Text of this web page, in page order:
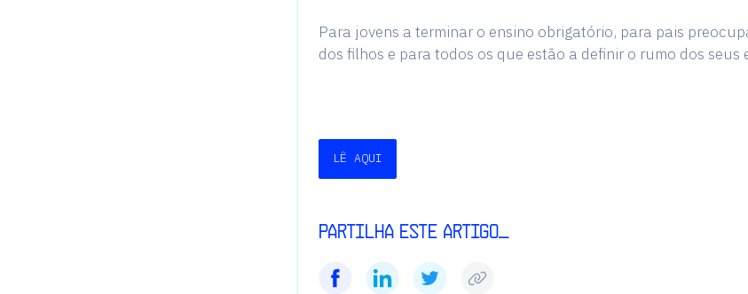
Para jovens a terminar o ensino obrigatório, para pais
dos filhos e para todos os que estão a definir o rumo dos seus
LÊ AQUI
Partilha este artigo_